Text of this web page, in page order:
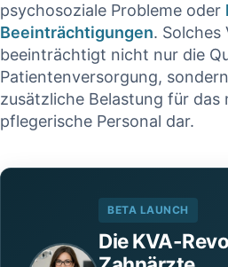
psychosoziale Probleme oder
Beeinträchtigungen. Solches
beeinträchtigt⁤ nicht⁤ nur die
Patientenversorgung,
zusätzliche Belastung ‍für das
pflegerische Personal dar.
BETA LAUNCH
Die KVA-